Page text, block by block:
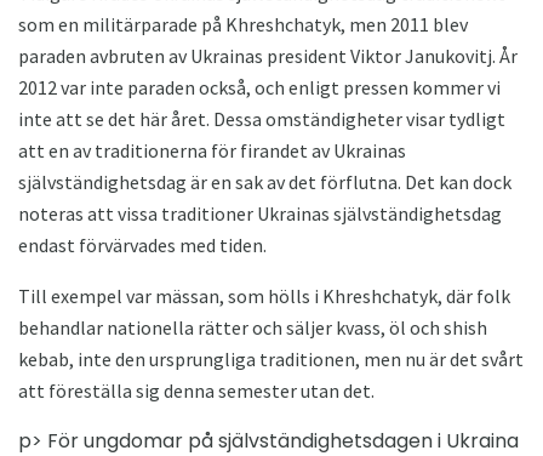
som en militärparade på Khreshchatyk, men 2011 blev
paraden avbruten av Ukrainas president Viktor Janukovitj. År
2012 var inte paraden också, och enligt pressen kommer vi
inte att se det här året. Dessa omständigheter visar tydligt
att en av traditionerna för firandet av Ukrainas
självständighetsdag är en sak av det förflutna. Det kan dock
noteras att vissa traditioner Ukrainas självständighetsdag
endast förvärvades med tiden.
Till exempel var mässan, som hölls i Khreshchatyk, där folk
behandlar nationella rätter och säljer kvass, öl och shish
kebab, inte den ursprungliga traditionen, men nu är det svårt
att föreställa sig denna semester utan det.
p> För ungdomar på självständighetsdagen i Ukraina